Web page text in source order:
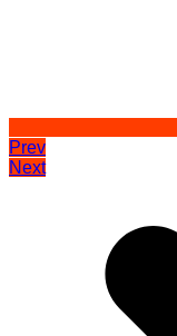
Prev
Next